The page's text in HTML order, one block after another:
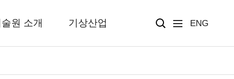
원 소개 기상산업 ENG